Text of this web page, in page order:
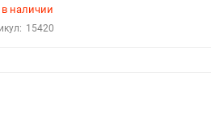
в наличии
15420